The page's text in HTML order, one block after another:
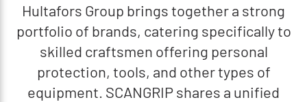
Hultafors Group brings together a strong
portfolio of brands, catering specifically to
skilled craftsmen offering personal
protection, tools, and other types of
equipment. SCANGRIP shares a unified